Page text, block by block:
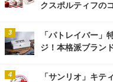
クスポルティフの
「パトレイバー」
ジ！本格派ブラン
「サンリオ」キテ